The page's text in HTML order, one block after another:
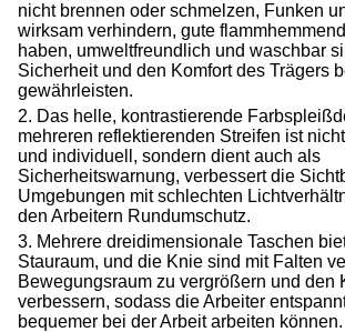
nicht brennen oder schmelzen, Funken
wirksam verhindern, gute
haben, umweltfreundlich und waschbar
Sicherheit und den Komfort des Trägers
gewährleisten.
2. Das helle, kontrastierende
mehreren reflektierenden Streifen ist
und individuell, sondern dient auch als
Sicherheitswarnung, verbessert die
Umgebungen mit schlechten
den Arbeitern Rundumschutz.
3. Mehrere dreidimensionale Taschen
Stauraum, und die Knie sind mit Falten
Bewegungsraum zu vergrößern und den
verbessern, sodass die Arbeiter
bequemer bei der Arbeit arbeiten können.